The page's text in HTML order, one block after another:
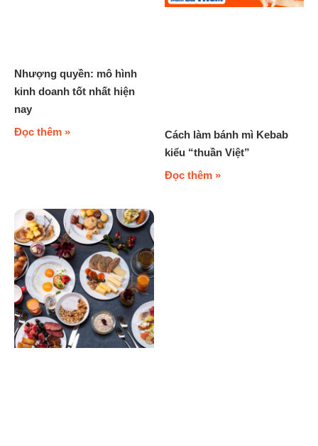
Nhượng quyền: mô hình
kinh doanh tốt nhất hiện
nay
Đọc thêm »
Cách làm bánh mì Kebab
kiểu “thuần Việt”
Đọc thêm »